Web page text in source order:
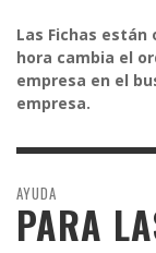
Las Fichas
hora cambia el
empresa en el
empresa.
AYUDA
PARA